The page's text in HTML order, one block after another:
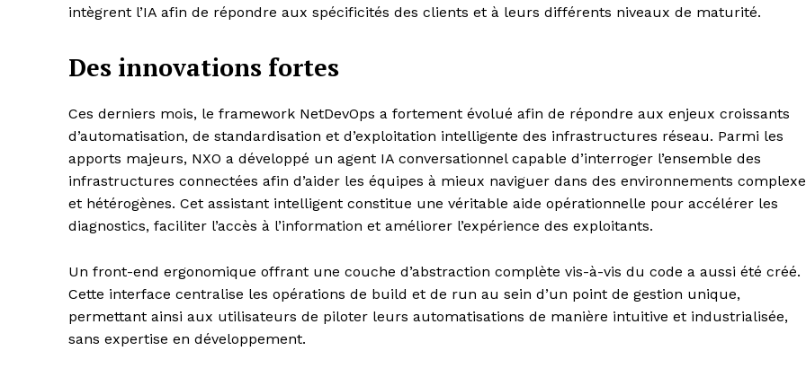
intègrent l’IA afin de répondre aux spécificités des clients et à leurs différents niveaux de maturité.
Des innovations fortes
Ces derniers mois, le framework NetDevOps a fortement évolué afin de répondre aux enjeux croissants
d’automatisation, de standardisation et d’exploitation intelligente des infrastructures réseau. Parmi les
apports majeurs, NXO a développé un agent IA conversationnel capable d’interroger l’ensemble des
infrastructures connectées afin d’aider les équipes à mieux naviguer dans des environnements
et hétérogènes. Cet assistant intelligent constitue une véritable aide opérationnelle pour accélérer les
diagnostics, faciliter l’accès à l’information et améliorer l’expérience des exploitants.
Un front-end ergonomique offrant une couche d’abstraction complète vis-à-vis du code a aussi été créé.
Cette interface centralise les opérations de build et de run au sein d’un point de gestion unique,
permettant ainsi aux utilisateurs de piloter leurs automatisations de manière intuitive et industrialisée,
sans expertise en développement.